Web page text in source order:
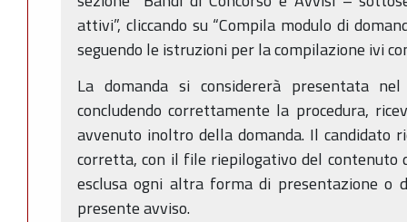
attivi”, cliccando su “Compila modulo di
seguendo le istruzioni per la compilazione ivi
La domanda si considererà presentata
concludendo correttamente la procedura,
avvenuto inoltro della domanda. Il candidato
corretta, con il file riepilogativo del contenuto
esclusa ogni altra forma di presentazione o
presente avviso.